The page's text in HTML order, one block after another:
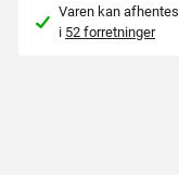
Varen kan afhentes
i 52 forretninger